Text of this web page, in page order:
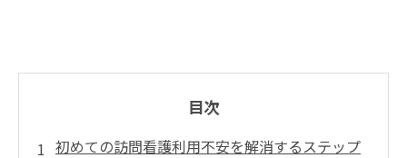
目次
初めての訪問看護利用不安を解消するステップ